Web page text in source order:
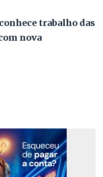
trabalho das
nova